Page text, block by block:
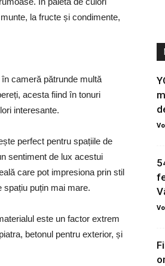
la fructe și condimente,
cameră pătrunde multă
acesta fiind în tonuri
interesante.
perfect pentru spațiile de
sentiment de lux acestui
care pot impresiona prin stil
puțin mai mare.
este un factor extrem
betonul pentru exterior, și